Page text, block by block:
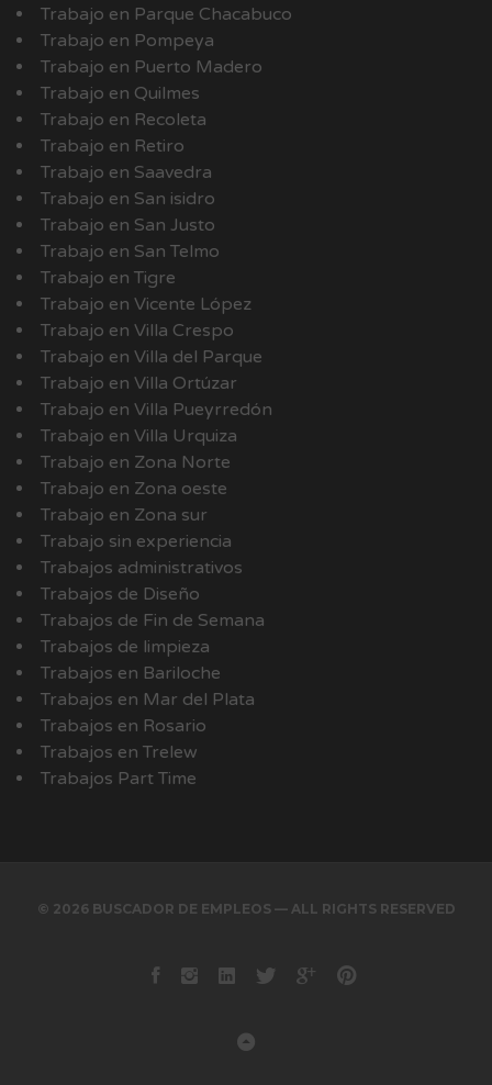
Trabajo en Parque Chacabuco
Trabajo en Pompeya
Trabajo en Puerto Madero
Trabajo en Quilmes
Trabajo en Recoleta
Trabajo en Retiro
Trabajo en Saavedra
Trabajo en San isidro
Trabajo en San Justo
Trabajo en San Telmo
Trabajo en Tigre
Trabajo en Vicente López
Trabajo en Villa Crespo
Trabajo en Villa del Parque
Trabajo en Villa Ortúzar
Trabajo en Villa Pueyrredón
Trabajo en Villa Urquiza
Trabajo en Zona Norte
Trabajo en Zona oeste
Trabajo en Zona sur
Trabajo sin experiencia
Trabajos administrativos
Trabajos de Diseño
Trabajos de Fin de Semana
Trabajos de limpieza
Trabajos en Bariloche
Trabajos en Mar del Plata
Trabajos en Rosario
Trabajos en Trelew
Trabajos Part Time
© 2026 BUSCADOR DE EMPLEOS — ALL RIGHTS RESERVED
Facebook
instagram
LinkedinTwitterGoogle+